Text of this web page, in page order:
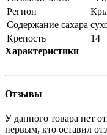
Регион
Содержание сахара
Крепость
14
Характеристики
Отзывы
У данного товара нет
первым, кто оставил